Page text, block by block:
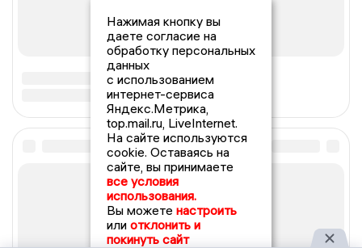
Нажимая кнопку вы
даете согласие на
обработку персональных
данных
с использованием
интернет-сервиса
Яндекс.Метрика,
top.mail.ru, LiveInternet.
На сайте используются
cookie. Оставаясь на
сайте, вы принимаете
все условия
использования.
Вы можете настроить
или отклонить и
покинуть сайт